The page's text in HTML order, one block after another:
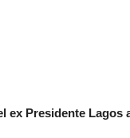
ex Presidente Lagos